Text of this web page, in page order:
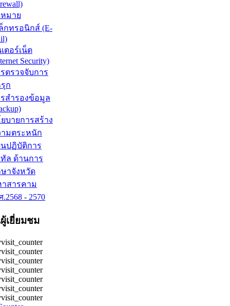
มาย
กทรอนิกส์ (E-
ตอร์เน็ต
Security)
ตรวจจับการ
ก
สำรองข้อมูล
บายการสร้าง
มตระหนัก
ปฏิบัติการ
ล ด้านการ
าจังหวัด
สารคาม
.2568 - 2570
เยี่ยมชม